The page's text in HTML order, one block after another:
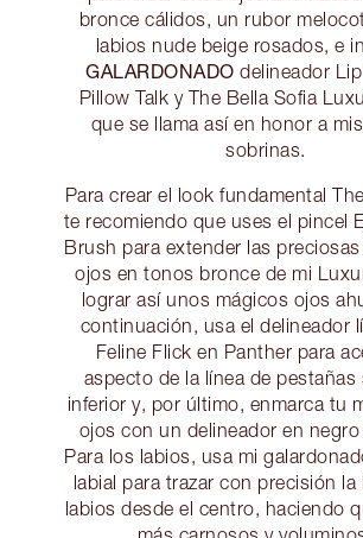
bronce cálidos, un rubor
labios nude beige rosados, e
GALARDONADO delineador
Pillow Talk y The Bella Sofia
que se llama así en honor a
sobrinas.
Para crear el look fundamental
te recomiendo que uses el pincel
Brush para extender las
ojos en tonos bronce de mi
lograr así unos mágicos ojos
continuación, usa el delineador
Feline Flick en Panther para
aspecto de la línea de pestañas
inferior y, por último, enmarca tu
ojos con un delineador en negro
Para los labios, usa mi
labial para trazar con precisión la
labios desde el centro, haciendo